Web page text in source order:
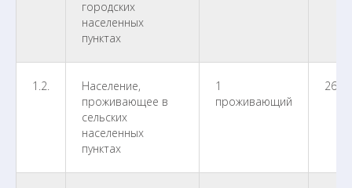
городских
населенных
пунктах
1.2.
Население,
проживающее в
сельских
населенных
пунктах
1
проживающий